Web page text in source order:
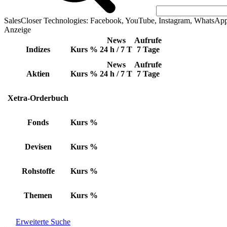
SalesCloser Technologies: Facebook, YouTube, Instagram,
Anzeige
Indizes Kurs %
News
24 h / 7 T
Aufrufe
7 Tage
Aktien Kurs %
News
24 h / 7 T
Aufrufe
7 Tage
Xetra-Orderbuch
Fonds Kurs %
Devisen Kurs %
Rohstoffe Kurs %
Themen Kurs %
Erweiterte Suche